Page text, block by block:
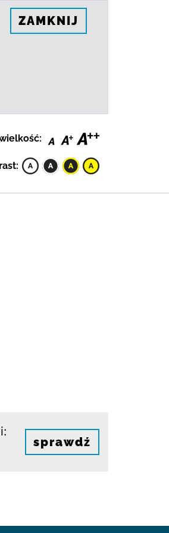
ZAMKNIJ
sprawdź